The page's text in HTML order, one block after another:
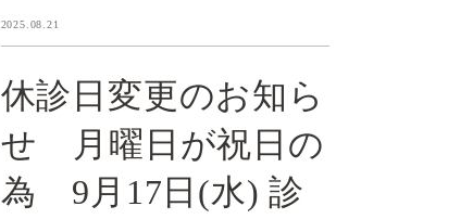
2025.08.21
休診日変更のお知ら
せ 月曜日が祝日の
為 9月17日(水) 診